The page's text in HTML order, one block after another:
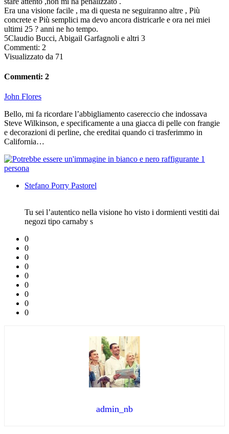
Era una visione facile , ma di questa ne seguiranno altre , Più
concrete e Più semplici ma devo ancora districarle e ora nei miei
ultimi 25 ? anni ne ho tempo.
5Claudio Bucci, Abigail Garfagnoli e altri 3
Commenti: 2
Visualizzato da 71
Commenti: 2
John Flores
Bello, mi fa ricordare l’abbigliamento casereccio che indossava
Steve Wilkinson, e specificamente a una giacca di pelle con frangie
e decorazioni di perline, che ereditai quando ci trasferimmo in
California…
Stefano Porry Pastorel
Tu sei l’autentico nella visione ho visto i dormienti vestiti dai
negozi tipo carnaby s
0
0
0
0
0
0
0
0
0
admin_nb